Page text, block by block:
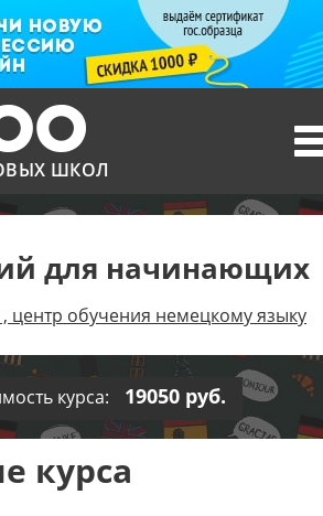
ШКОЛ
для начинающих
центр обучения немецкому языку
курса: 19050 руб.
курса